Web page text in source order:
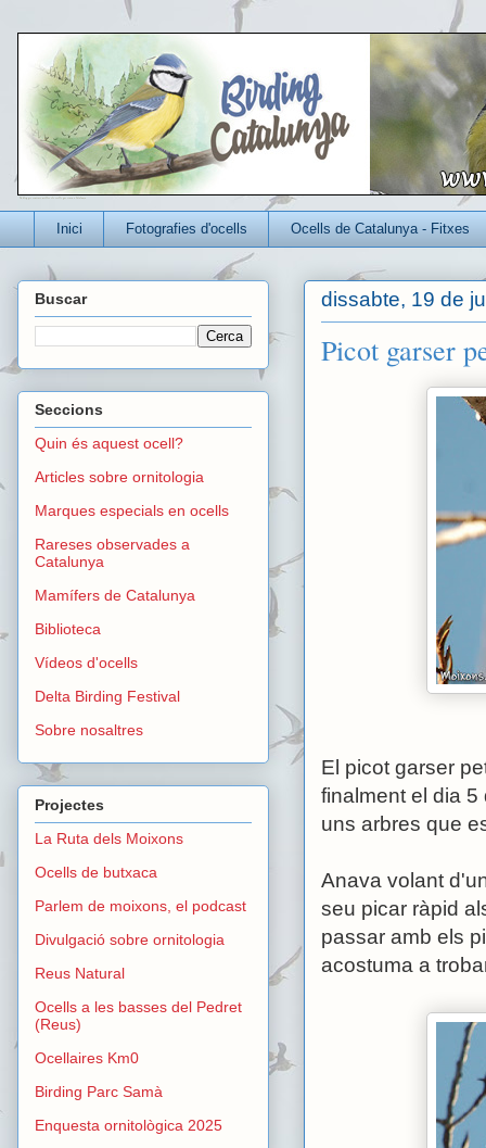
Un blog per conèixer millor els ocells que viuen a Catalunya
Inici Fotografies d'ocells Ocells de Catalunya - Fitxes
dissabte, 19 de
Picot garser
El picot garser
finalment el dia
uns arbres que
Anava volant
seu picar ràpid
passar amb els
acostuma a
Buscar
Seccions
Quin és aquest ocell?
Articles sobre ornitologia
Marques especials en ocells
Rareses observades a
Catalunya
Mamífers de Catalunya
Biblioteca
Vídeos d'ocells
Delta Birding Festival
Sobre nosaltres
Projectes
La Ruta dels Moixons
Ocells de butxaca
Parlem de moixons, el podcast
Divulgació sobre ornitologia
Reus Natural
Ocells a les basses del Pedret
(Reus)
Ocellaires Km0
Birding Parc Samà
Enquesta ornitològica 2025